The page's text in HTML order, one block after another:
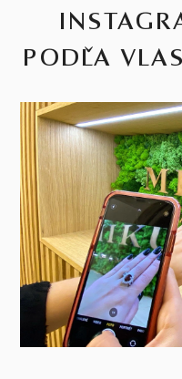
PODĽA